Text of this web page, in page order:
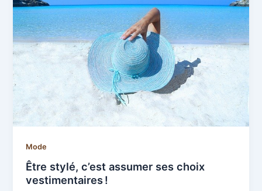
Mode
Être stylé, c’est assumer ses choix
vestimentaires !